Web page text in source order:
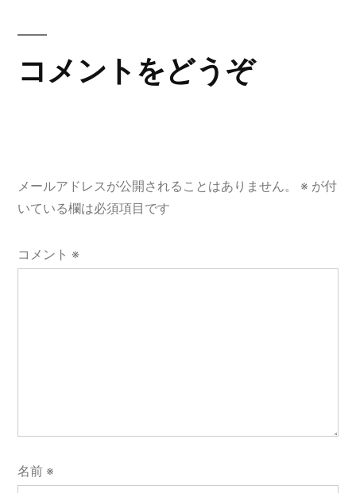
ビ
ゲ
ン
コメントをどうぞ
メールアドレスが公開されることはありません。 ※ が付
いている欄は必須項目です
コメント ※
名前 ※